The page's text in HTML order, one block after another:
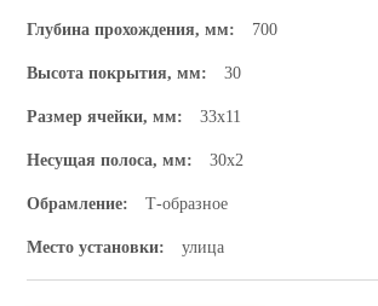
Глубина прохождения, мм: 700
Высота покрытия, мм: 30
Размер ячейки, мм: 33х11
Несущая полоса, мм: 30х2
Обрамление: Т-образное
Место установки: улица